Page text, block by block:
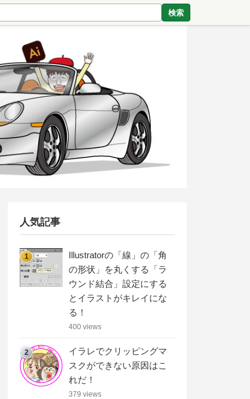
検索
人気記事
1
Illustratorの「線」の「角
の形状」を丸くする「ラ
ウンド結合」設定にする
とイラストがキレイにな
る！
400 views
2
イラレでクリッピングマ
スクができない原因はこ
れだ！
379 views